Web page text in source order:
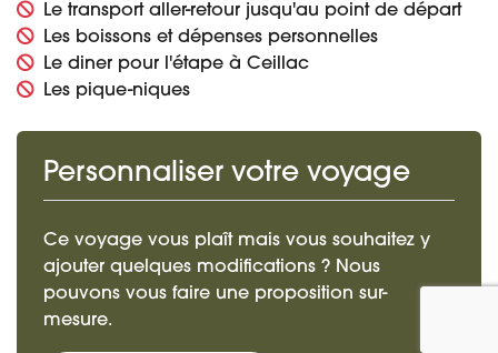
Le transport aller-retour jusqu'au point de départ
Les boissons et dépenses personnelles
Le diner pour l'étape à Ceillac
Les pique-niques
Personnaliser votre voyage
Ce voyage vous plaît mais vous souhaitez y
ajouter quelques modifications ? Nous
pouvons vous faire une proposition sur-
mesure.